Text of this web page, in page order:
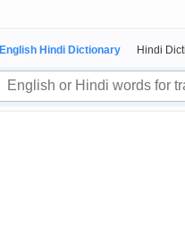
English Hindi Dictionary Hindi